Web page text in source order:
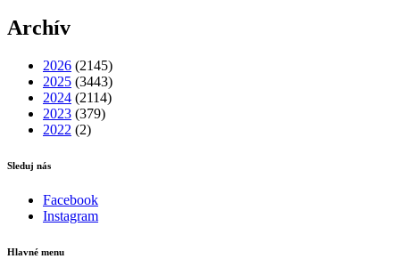
Archív
2026 (2145)
2025 (3443)
2024 (2114)
2023 (379)
2022 (2)
Sleduj nás
Facebook
Instagram
Hlavné menu